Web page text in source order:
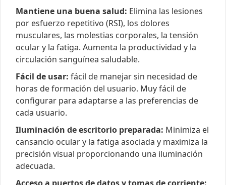
Mantiene una buena salud: Elimina las lesiones
por esfuerzo repetitivo (RSI), los dolores
musculares, las molestias corporales, la tensión
ocular y la fatiga. Aumenta la productividad y la
circulación sanguínea saludable.
Fácil de usar: fácil de manejar sin necesidad de
horas de formación del usuario. Muy fácil de
configurar para adaptarse a las preferencias de
cada usuario.
Iluminación de escritorio preparada: Minimiza el
cansancio ocular y la fatiga asociada y maximiza la
precisión visual proporcionando una iluminación
adecuada.